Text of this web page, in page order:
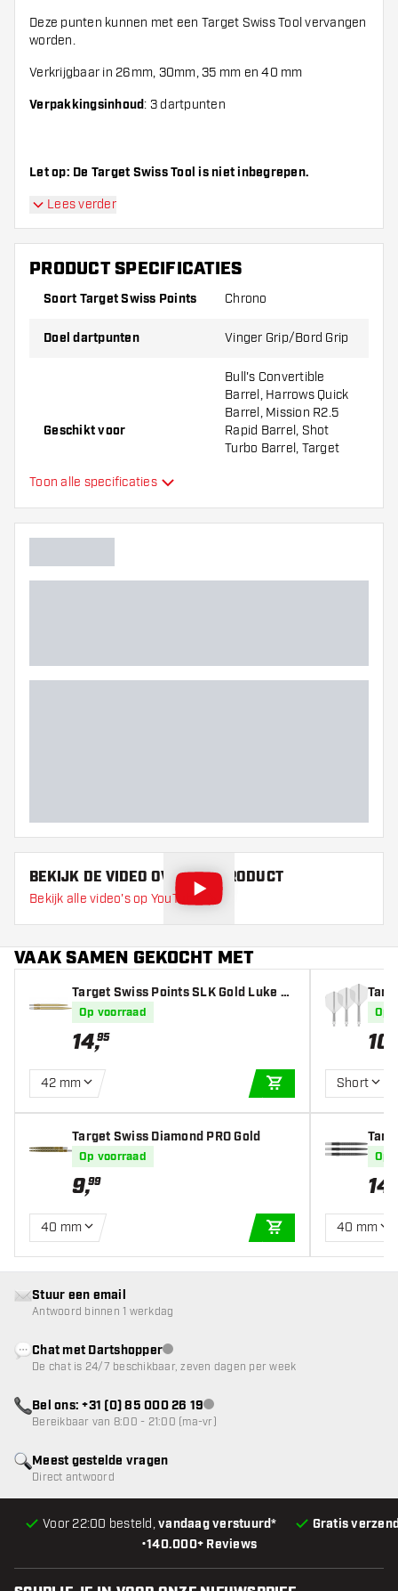
Deze punten kunnen met een Target Swiss Tool vervangen
worden.
Verkrijgbaar in 26mm, 30mm, 35 mm en 40 mm
Verpakkingsinhoud: 3 dartpunten
Let op: De Target Swiss Tool is niet inbegrepen.
Lees verder
PRODUCT SPECIFICATIES
Soort Target Swiss Points Chrono
Doel dartpunten Vinger Grip/Bord Grip
Geschikt voor
Bull's Convertible
Barrel, Harrows Quick
Barrel, Mission R2.5
Rapid Barrel, Shot
Turbo Barrel, Target
Vorm dartpunten Straight Point
Soort grip dartpunten
Lengte dartpunten
Toon alle specificaties
BEKIJK DE VIDEO OVER DIT PRODUCT
Bekijk alle video's op YouTube
VAAK SAMEN GEKOCHT MET
Target Swiss Points SLK Gold Luke Li
ttler
Op voorraad
14,95
42 mm
IN WINKELWAGEN
Target Swiss Diamond PRO Gold
Op voorraad
9,99
40 mm
IN WINKELWAGEN
Op
10
Short
Op
14
40 mm
•140.000+ Reviews
Voor 22:00 besteld,vandaag verstuurd* Gratis
Meest gestelde vragen
Direct antwoord
Stuur een email
Antwoord binnen 1 werkdag
Chat met Dartshopperklantenservice niet beschikbaar
De chat is 24/7 beschikbaar, zeven dagen per week
Bel ons: +31 (0) 85 000 26 19klantenservice niet beschikbaar
Bereikbaar van 8:00 - 21:00 (ma-vr)